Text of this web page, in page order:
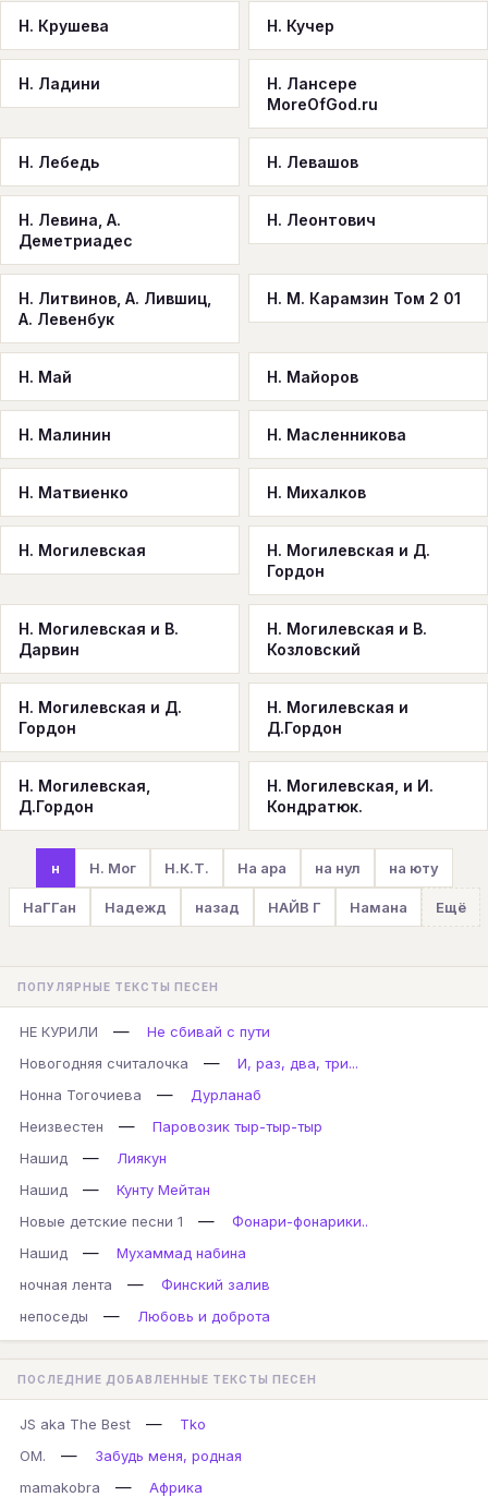
Н. Крушева Н. Кучер
Н. Ладини
Н. Лансере
MoreOfGod.ru
Н. Лебедь Н. Левашов
Н. Левина, А.
Деметриадес
Н. Леонтович
Н. Литвинов, А. Лившиц,
А. Левенбук
Н. М. Карамзин Том 2 01
Н. Май Н. Майоров
Н. Малинин Н. Масленникова
Н. Матвиенко Н. Михалков
Н. Могилевская
Н. Могилевская и Д.
Гордон
Н. Могилевская и В.
Дарвин
Н. Могилевская и В.
Козловский
Н. Могилевская и Д.
Гордон
Н. Могилевская и
Д.Гордон
Н. Могилевская,
Д.Гордон
Н. Могилевская, и И.
Кондратюк.
н Н. Мог Н.К.Т. На ара на нул на юту
НаГГан Надежд назад НАЙВ Г Намана Ещё
ПОПУЛЯРНЫЕ ТЕКСТЫ ПЕСЕН
НЕ КУРИЛИ —
Не сбивай с пути
Новогодняя считалочка
—
И, раз, два, три...
Нонна Тогочиева
—
Дурланаб
Неизвестен
—
Паровозик тыр-тыр-тыр
Нашид
—
Лиякун
Нашид
—
Кунту Мейтан
Новые детские песни 1
—
Фонари-фонарики..
Нашид
—
Мухаммад набина
ночная лента
—
Финский залив
непоседы
— Любовь и доброта
ПОСЛЕДНИЕ ДОБАВЛЕННЫЕ ТЕКСТЫ ПЕСЕН
JS aka The Best —
Tko
ОМ.
—
Забудь меня, родная
mamakobra
— Африка